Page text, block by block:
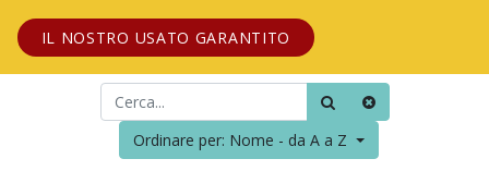
IL NOSTRO USATO GARANTITO
Ordinare per: Nome - da A a Z